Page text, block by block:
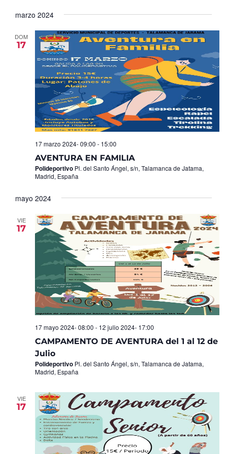
de
marzo 2024
DOM
17
AVENTURA EN FAMILIA
17 marzo 2024- 09:00 - 15:00
Polideportivo Pl. del Santo Ángel, s/n, Talamanca de Jatama,
Madrid, España
mayo 2024
VIE
17
CAMPAMENTO DE AVENTURA del 1 al 12 de
Julio
17 mayo 2024- 08:00 - 12 julio 2024- 17:00
Polideportivo Pl. del Santo Ángel, s/n, Talamanca de Jatama,
Madrid, España
VIE
17